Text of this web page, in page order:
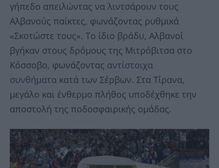
γήπεδο απειλώντας να λιντσάρουν τους
Αλβανούς παίκτες, φωνάζοντας ρυθμικά
«Σκοτώστε τους». Το ίδιο βράδυ, Αλβανοί
βγήκαν στους δρόμους της Μιτρόβιτσα στο
Κόσσοβο, φωνάζοντας αντίστοιχα
συνθήματα κατά των Σέρβων. Στα Τίρανα,
μεγάλο και ένθερμο πλήθος υποδέχθηκε την
αποστολή της ποδοσφαιρικής ομάδας.